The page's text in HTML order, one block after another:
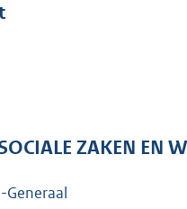
ZAKEN EN
Generaal